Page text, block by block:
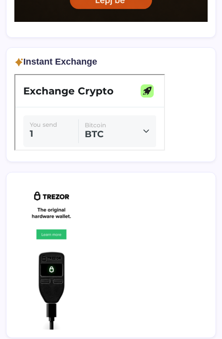
Instant Exchange